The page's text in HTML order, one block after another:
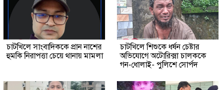
চাটখিলে সাংবাদিককে প্রান নাশের
হুমকি নিরাপত্তা চেয়ে থানায় মামলা
চাটখিলে শিশুকে ধর্ষন চেষ্টার
অভিযোগে অটোরিক্সা চালককে
গন-ধোলাই- পুলিশে সোর্পদ